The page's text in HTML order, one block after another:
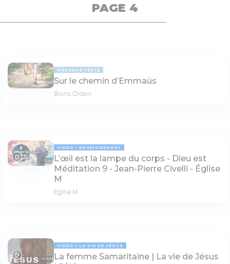
PAGE 4
MESSAGE TEXTE
Sur le chemin d’Emmaüs
Bruno Oldani
03:14
VIDÉO ENSEIGNEMENT
L’œil est la lampe du corps - Dieu est
Méditation 9 - Jean-Pierre Civelli - Église
M
Eglise M
03:42
VIDÉO LA VIE DE JÉSUS
La femme Samaritaine | La vie de Jésus